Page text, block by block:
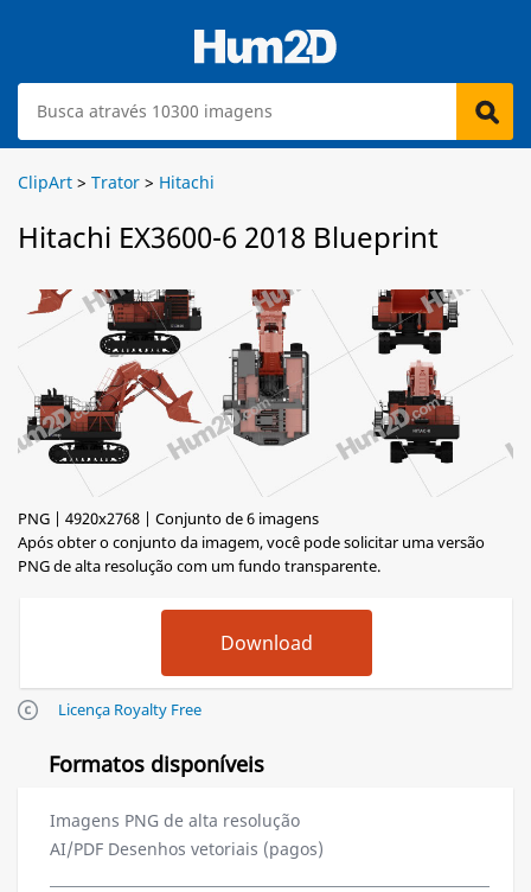
ClipArt > Trator > Hitachi
Hitachi EX3600-6 2018 Blueprint
PNG | 4920x2768 | Conjunto de 6 imagens
Após obter o conjunto da imagem, você pode solicitar uma versão
PNG de alta resolução com um fundo transparente.
Licença Royalty Free
Formatos disponíveis
Imagens PNG de alta resolução
AI/PDF Desenhos vetoriais (pagos)